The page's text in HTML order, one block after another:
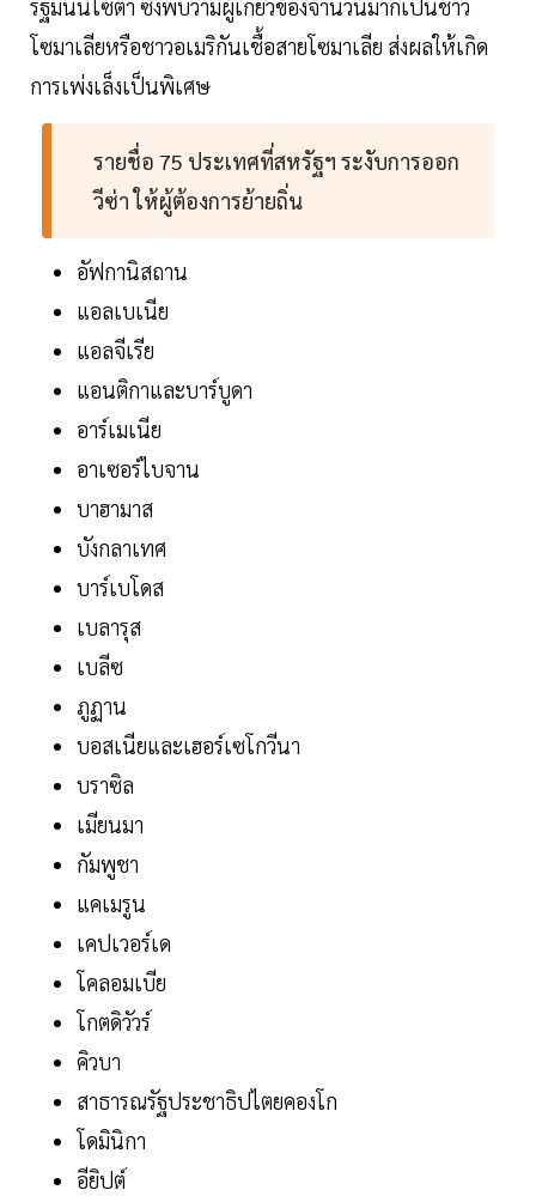
รัฐมินนิโซตา ซึ่งพบว่ามีผู้เกี่ยวข้องจำนวนมากเป็นชาว
โซมาเลียหรือชาวอเมริกันเชื้อสายโซมาเลีย ส่งผลให้เกิด
การเพ่งเล็งเป็นพิเศษ
รายชื่อ 75 ประเทศที่สหรัฐฯ ระงับการออก
วีซ่า ให้ผู้ต้องการย้ายถิ่น
อัฟกานิสถาน
แอลเบเนีย
แอลจีเรีย
แอนติกาและบาร์บูดา
อาร์เมเนีย
อาเซอร์ไบจาน
บาฮามาส
บังกลาเทศ
บาร์เบโดส
เบลารุส
เบลีซ
ภูฏาน
บอสเนียและเฮอร์เซโกวีนา
บราซิล
เมียนมา
กัมพูชา
แคเมรูน
เคปเวอร์เด
โคลอมเบีย
โกตดิวัวร์
คิวบา
สาธารณรัฐประชาธิปไตยคองโก
โดมินิกา
อียิปต์